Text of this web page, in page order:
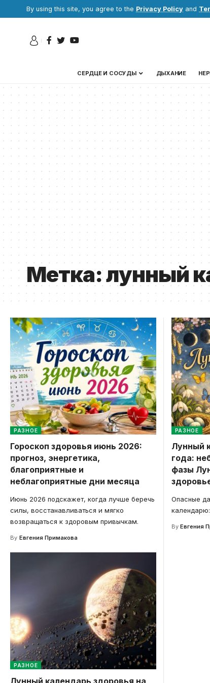
By using this site, you agree to the Privacy Policy and
СЕРДЦЕ И СОСУДЫ ДЫХАНИЕ
Метка:лунный
РАЗНОЕ
Гороскоп здоровья июнь 2026:
прогноз, энергетика,
благоприятные и
неблагоприятные дни месяца
Июнь 2026 подскажет, когда лучше беречь
силы, восстанавливаться и мягко
возвращаться к здоровым привычкам.
By Евгения Примакова
РАЗНОЕ
Лунный
года:
фазы
Опасные
By Евгения
РАЗНОЕ
Лунный календарь здоровья на